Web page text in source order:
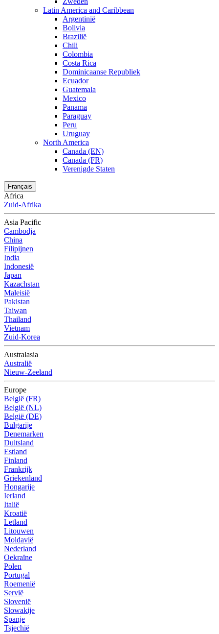
Latin America and Caribbean
Argentinië
Bolivia
Brazilië
Chili
Colombia
Costa Rica
Dominicaanse Republiek
Ecuador
Guatemala
Mexico
Panama
Paraguay
Peru
Uruguay
North America
Canada (EN)
Canada (FR)
Verenigde Staten
Français
Africa
Zuid-Afrika
Asia Pacific
Cambodja
China
Filipijnen
India
Indonesië
Japan
Kazachstan
Maleisië
Pakistan
Taiwan
Thailand
Vietnam
Zuid-Korea
Australasia
Australië
Nieuw-Zeeland
Europe
België (FR)
België (NL)
België (DE)
Bulgarije
Denemarken
Duitsland
Estland
Finland
Frankrijk
Griekenland
Hongarije
Ierland
Italië
Kroatië
Letland
Litouwen
Moldavië
Nederland
Oekraïne
Polen
Portugal
Roemenië
Servië
Slovenië
Slowakije
Spanje
Tsjechië